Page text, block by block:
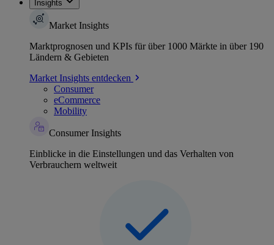
Insights
Market Insights
Marktprognosen und KPIs für über 1000 Märkte in über 190
Ländern & Gebieten
Market Insights entdecken
Consumer
eCommerce
Mobility
Consumer Insights
Einblicke in die Einstellungen und das Verhalten von
Verbrauchern weltweit